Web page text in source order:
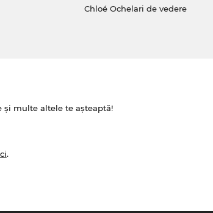
Chloé Ochelari de vedere
și multe altele te așteaptă!
.